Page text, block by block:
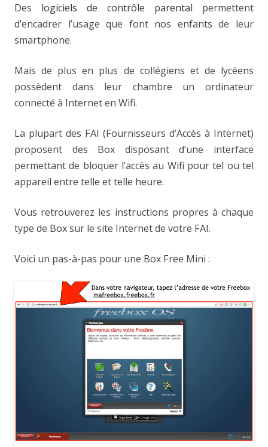
Des logiciels de contrôle parental permettent
d’encadrer l’usage que font nos enfants de leur
smartphone.
Mais de plus en plus de collégiens et de lycéens
possèdent dans leur chambre un ordinateur
connecté à Internet en Wifi.
La plupart des FAI (Fournisseurs d’Accès à Internet)
proposent des Box disposant d’une interface
permettant de bloquer l’accès au Wifi pour tel ou tel
appareil entre telle et telle heure.
Vous retrouverez les instructions propres à chaque
type de Box sur le site Internet de votre FAI.
Voici un pas-à-pas pour une Box Free Mini :